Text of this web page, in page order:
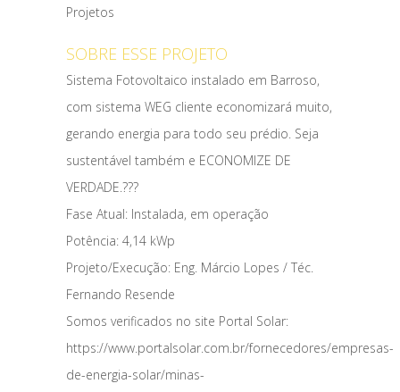
Projetos
SOBRE ESSE PROJETO
Sistema Fotovoltaico instalado em Barroso,
com sistema WEG cliente economizará muito,
gerando energia para todo seu prédio. Seja
sustentável também e ECONOMIZE DE
VERDADE.???
Fase Atual: Instalada, em operação
Potência: 4,14 kWp
Projeto/Execução: Eng. Márcio Lopes / Téc.
Fernando Resende
Somos verificados no site Portal Solar:
https://www.portalsolar.com.br/fornecedores/empresas-
de-energia-solar/minas-